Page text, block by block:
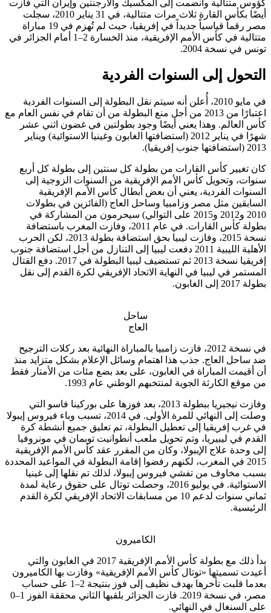
كؤوس متتالية وانضمت إلى المكسيك والأرجنتين وإيران التي فازت
أيضًا بكأس القارة ثلاث مرات متتالية، في 31 يناير 2010، سجلت
مصر رقماً قياسياً جديداً في إفريقيا، حيث لم تُهزم في 19 مباراة
متتالية في كأس الأمم الإفريقية، منذ الخسارة 2–1 أمام الجزائر في
تونس في نسخة 2004.
التحول إلى السنوات الفردية
في مايو 2010، أُعلن أنه سيتم نقل البطولة إلى السنوات الفردية
اعتبارًا من 2013 من أجل منع البطولة من أن تقام في نفس العام مع
كأس العالم. وهذا يعني أيضًا وجود بطولتين في غضون اثني عشر
شهرًا في يناير 2012 (استضافتها الغابون وغينيا الاستوائية) ويناير
2013 (استضافتها جنوب إفريقيا).
كان تغيير كأس القارات من بطولة كل سنتين إلى بطولة كل أربع
سنوات، وتحويل كأس الأمم الإفريقية من السنوات الزوجية إلى
السنوات الفردية، يعني أن بعض أبطال كأس الأمم الإفريقية
السابقين مثل مصر وزامبيا وساحل العاج (الفائزين في بطولات
2010 و2012 و2015 على التوالي) سيحرمون من المشاركة في
بطولة كأس القارات. في عام 2011، وفازت المغرب باستضافة
نسخة 2015، وفازت ليبيا بحق استضافة بطولة 2013، لكن الحرب
الأهلية الليبية 2011 دفعت ليبيا إلى التنازل من أجل استضافة جنوب
إفريقيا نسخة 2013 ثم تستضيف ليبيا البطولة في 2017. دفع القتال
المستمر في ليبيا في النهاية الاتحاد الإفريقي لكرة القدم إلى نقل
بطولة 2017 إلى الغابون.
ساحل
العاج
في نسخة 2012، فازت زامبيا بالمباراة النهائية بعد ركلات الترجيح
ضد ساحل العاج. جذب هذا اهتمام وسائل الإعلام بشكل متزايد منذ
أن أقيمت المباراة في الغابون، على بعد بضع مئات من الأمتار فقط
من موقع الكارثة الجوية لمنتخبهم الوطني عام 1993.
وفازت نيجيريا ببطولة 2013، بعد فوزها على بوركينا فاسو التي
وصلت إلى النهائي للمرة الأولى. في 2014، تسبب وباء فيروس إيبولا
في غرب إفريقيا إلى تعطيل البطولة، تم تعليق جميع أنشطة كرة
القدم في ليبيريا، وتم تحويل ملعب أنطوانيت توبمان في مونروفيا
إلى وحدة علاج الإيبولا، وكان من المقرر عقد كأس الأمم الإفريقية
2015 في المغرب، لكنهم رفضوا إقامة البطولة في المواعيد المحددة
بسبب مخاوف من تفشي فيروس إيبولا، لذلك تم نقلها إلى غينيا
الاستوائية. في يوليو 2016، وحصلت توتال على حقوق رعاية لمدة
ثماني سنوات لدعم 10 من مسابقات الاتحاد الإفريقي لكرة القدم
الرئيسية.
الكاميرون
بدأ ذلك مع بطولة كأس الأمم الإفريقية 2017 في الغابون والتي
أعيدت تسميتها «توتال كأس الأمم الإفريقية» وفازت بها الكاميرون
بعدما قلبت تأخرها بهدف نظيف إلى فوز بنتيجة 2–1 على حساب
مصر، في نسخة 2019. فازت الجزائر بلقبها الثاني محققة الفوز 1–0
على السنغال في النهائي.